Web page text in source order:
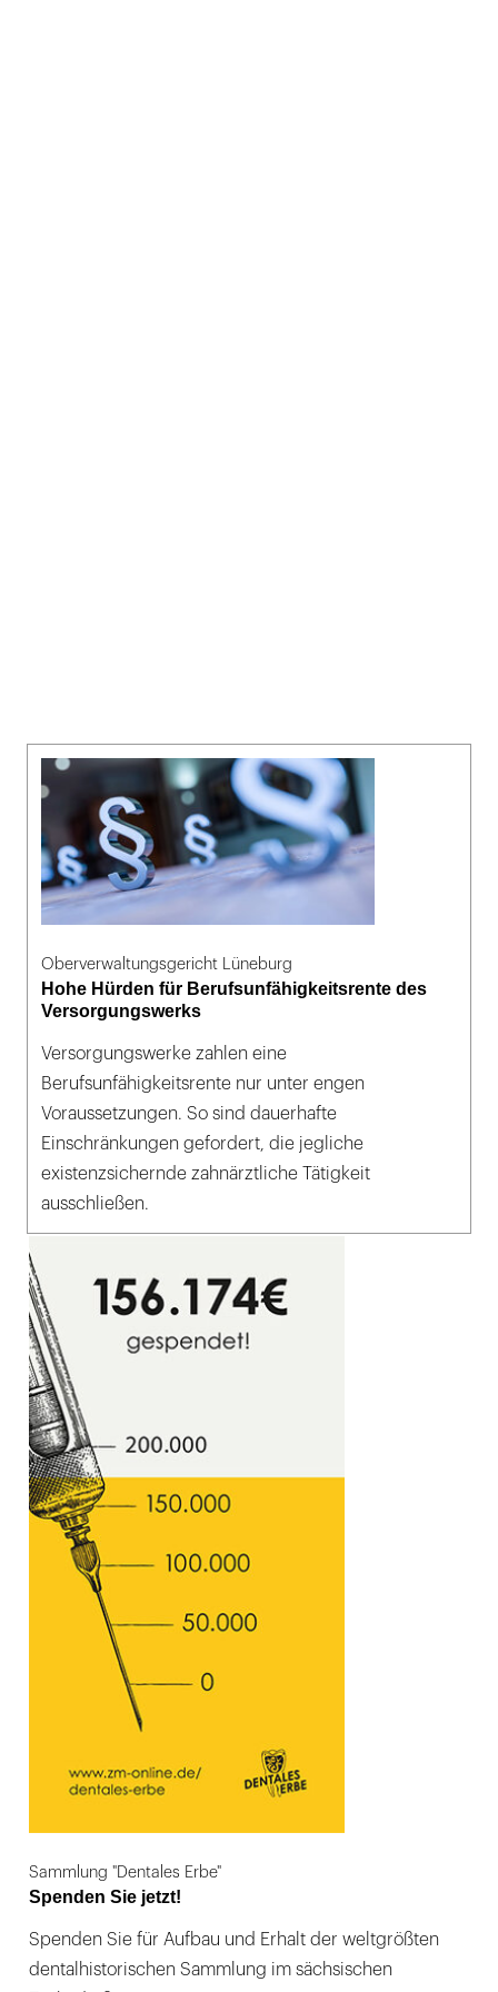
Oberverwaltungsgericht Lüneburg
Hohe Hürden für Berufsunfähigkeitsrente des
Versorgungswerks
Versorgungswerke zahlen eine
Berufsunfähigkeitsrente nur unter engen
Voraussetzungen. So sind dauerhafte
Einschränkungen gefordert, die jegliche
existenzsichernde zahnärztliche Tätigkeit
ausschließen.
Sammlung "Dentales Erbe"
Spenden Sie jetzt!
Spenden Sie für Aufbau und Erhalt der weltgrößten
dentalhistorischen Sammlung im sächsischen